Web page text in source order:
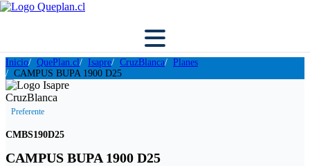
Inicio QuePlan.cl Isapre CruzBlanca
Planes
CAMPUS BUPA 1900 D25
Preferente
CMBS190D25
CAMPUS BUPA 1900 D25